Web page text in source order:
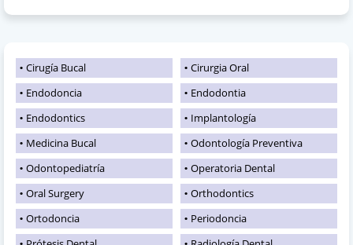
Cirugía Bucal
Cirurgia Oral
Endodoncia
Endodontia
Endodontics
Implantología
Medicina Bucal
Odontología Preventiva
Odontopediatría
Operatoria Dental
Oral Surgery
Orthodontics
Ortodoncia
Periodoncia